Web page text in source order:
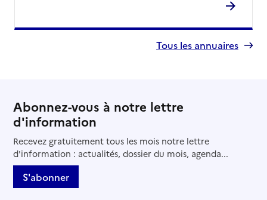
Tous les annuaires
Abonnez-vous à notre lettre
d'information
Recevez gratuitement tous les mois notre lettre
d'information : actualités, dossier du mois, agenda...
S'abonner